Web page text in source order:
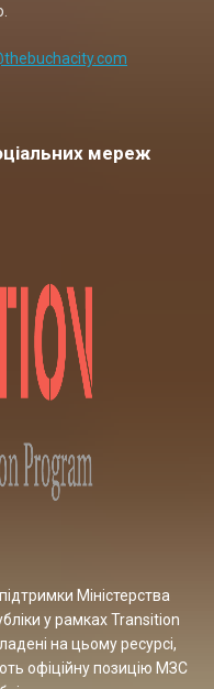
мереж
Міністерства
у рамках Transition
на цьому ресурсі,
офіційну позицію МЗС